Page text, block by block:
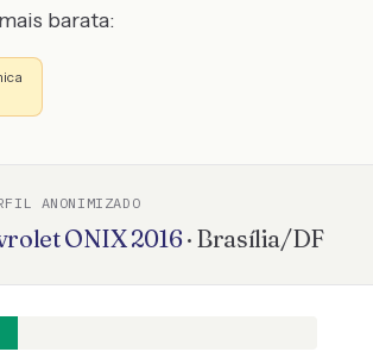
barata:
ANONIMIZADO
ONIX2016· Brasília/DF